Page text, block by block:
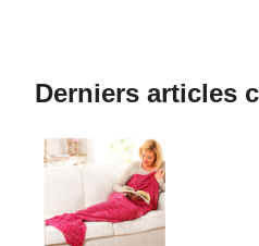
Derniers articles